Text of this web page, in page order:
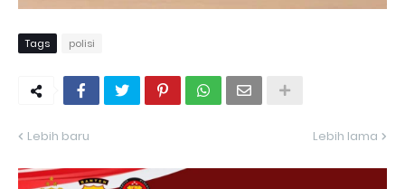
Tags polisi
Lebih baru Lebih lama